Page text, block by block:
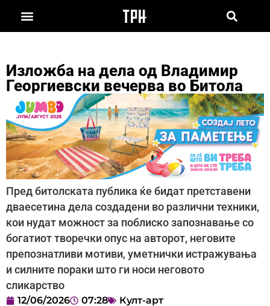
Изложба на дела од Владимир
Георгиевски вечерва во Битола
Пред битолската публика ќе бидат претставени
дваесетина дела создадени во различни техники,
кои нудат можност за поблиско запознавање со
богатиот творечки опус на авторот, неговите
препознатливи мотиви, уметнички истражувања
и силните пораки што ги носи неговото
сликарство
12/06/2026 07:28 Култ-арт